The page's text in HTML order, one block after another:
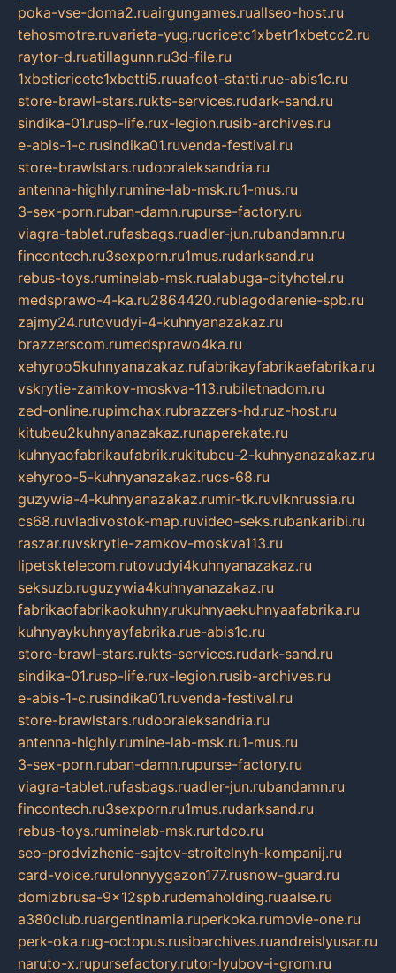
poka-vse-doma2.ruairgungames.ruallseo-host.ru
tehosmotre.ruvarieta-yug.rucricetc1xbetr1xbetcc2.ru
raytor-d.ruatillagunn.ru3d-file.ru
1xbeticricetc1xbetti5.ruuafoot-statti.rue-abis1c.ru
store-brawl-stars.rukts-services.rudark-sand.ru
sindika-01.rusp-life.rux-legion.rusib-archives.ru
e-abis-1-c.rusindika01.ruvenda-festival.ru
store-brawlstars.rudooraleksandria.ru
antenna-highly.rumine-lab-msk.ru1-mus.ru
3-sex-porn.ruban-damn.rupurse-factory.ru
viagra-tablet.rufasbags.ruadler-jun.rubandamn.ru
fincontech.ru3sexporn.ru1mus.rudarksand.ru
rebus-toys.ruminelab-msk.rualabuga-cityhotel.ru
medsprawo-4-ka.ru2864420.rublagodarenie-spb.ru
zajmy24.rutovudyi-4-kuhnyanazakaz.ru
brazzerscom.rumedsprawo4ka.ru
xehyroo5kuhnyanazakaz.rufabrikayfabrikaefabrika.ru
vskrytie-zamkov-moskva-113.rubiletnadom.ru
zed-online.rupimchax.rubrazzers-hd.ruz-host.ru
kitubeu2kuhnyanazakaz.runaperekate.ru
kuhnyaofabrikaufabrik.rukitubeu-2-kuhnyanazakaz.ru
xehyroo-5-kuhnyanazakaz.rucs-68.ru
guzywia-4-kuhnyanazakaz.rumir-tk.ruvlknrussia.ru
cs68.ruvladivostok-map.ruvideo-seks.rubankaribi.ru
raszar.ruvskrytie-zamkov-moskva113.ru
lipetsktelecom.rutovudyi4kuhnyanazakaz.ru
seksuzb.ruguzywia4kuhnyanazakaz.ru
fabrikaofabrikaokuhny.rukuhnyaekuhnyaafabrika.ru
kuhnyaykuhnyayfabrika.rue-abis1c.ru
store-brawl-stars.rukts-services.rudark-sand.ru
sindika-01.rusp-life.rux-legion.rusib-archives.ru
e-abis-1-c.rusindika01.ruvenda-festival.ru
store-brawlstars.rudooraleksandria.ru
antenna-highly.rumine-lab-msk.ru1-mus.ru
3-sex-porn.ruban-damn.rupurse-factory.ru
viagra-tablet.rufasbags.ruadler-jun.rubandamn.ru
fincontech.ru3sexporn.ru1mus.rudarksand.ru
rebus-toys.ruminelab-msk.rurtdco.ru
seo-prodvizhenie-sajtov-stroitelnyh-kompanij.ru
card-voice.rurulonnyygazon177.rusnow-guard.ru
domizbrusa-9x12spb.rudemaholding.ruaalse.ru
a380club.ruargentinamia.ruperkoka.rumovie-one.ru
perk-oka.rug-octopus.rusibarchives.ruandreislyusar.ru
naruto-x.rupursefactory.rutor-lyubov-i-grom.ru